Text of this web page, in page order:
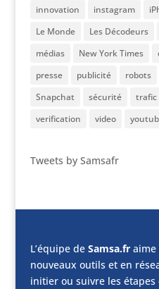
innovation
instagram
Le Monde
Les Décodeurs
médias
New York Times
presse
publicité robots
Snapchat
sécurité trafic
verification
video
Tweets by Samsafr
L’équipe de Samsa.fraime
nouveaux outils et en
initier ou suivre les